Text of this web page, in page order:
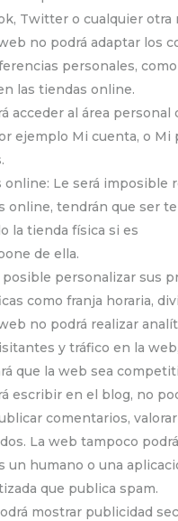
Twitter o cualquier otra
no podrá adaptar los
personales,
las tiendas online.
acceder al área personal
ejemplo Mi cuenta, o Mi
online: Le será imposible
online, tendrán que ser
la tienda física si es
de ella.
posible personalizar sus
como franja horaria,
no podrá realizar
y tráfico en la
que la web sea
escribir en el blog, no
comentarios,
La web tampoco
un humano o una
que publica spam.
mostrar publicidad